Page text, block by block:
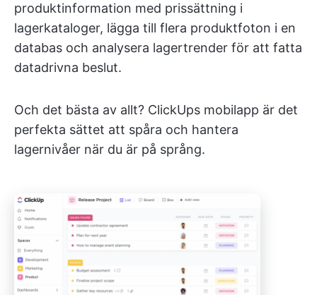
produktinformation med prissättning i
lagerkataloger, lägga till flera produktfoton i en
databas och analysera lagertrender för att fatta
datadrivna beslut.
Och det bästa av allt? ClickUps mobilapp är det
perfekta sättet att spåra och hantera
lagernivåer när du är på språng.